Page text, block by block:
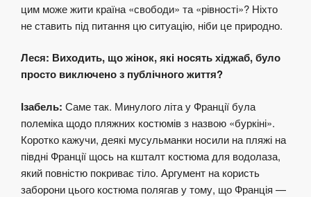
цим може жити країна «свободи» та «рівності»? Ніхто
не ставить під питання цю ситуацію, ніби це природно.
Леся: Виходить, що жінок, які носять хіджаб, було
просто виключено з публічного життя?
Ізабель: Саме так. Минулого літа у Франції була
полеміка щодо пляжних костюмів з назвою «буркіні».
Коротко кажучи, деякі мусульманки носили на пляжі на
півдні Франції щось на кшталт костюма для водолаза,
який повністю покриває тіло. Аргумент на користь
заборони цього костюма полягав у тому, що Франція —